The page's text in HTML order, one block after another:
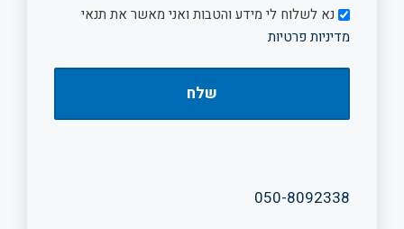
דיוורנא לשלוח לי מידע והטבות ואני מאשר את תנאי
מדיניות פרטיות
050-8092338